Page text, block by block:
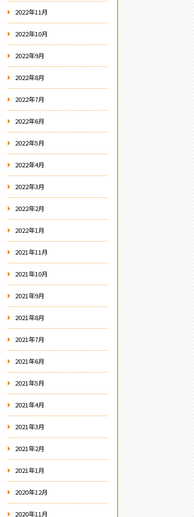
2022年11月
2022年10月
2022年9月
2022年8月
2022年7月
2022年6月
2022年5月
2022年4月
2022年3月
2022年2月
2022年1月
2021年11月
2021年10月
2021年9月
2021年8月
2021年7月
2021年6月
2021年5月
2021年4月
2021年3月
2021年2月
2021年1月
2020年12月
2020年11月